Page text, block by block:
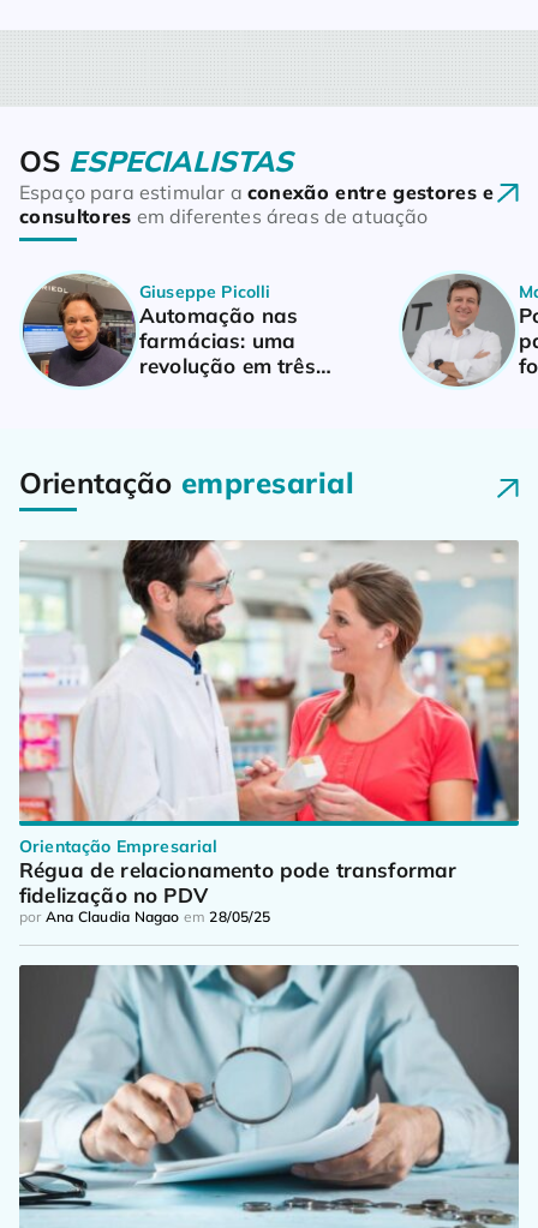
OS ESPECIALISTAS
Espaço para estimular a conexão entre gestores e
consultores em diferentes áreas de atuação
Giuseppe Picolli
Automação nas
farmácias: uma
revolução em três
Orientação empresarial
Orientação Empresarial
Régua de relacionamento pode transformar
fidelização no PDV
por Ana Claudia Nagao em28/05/25